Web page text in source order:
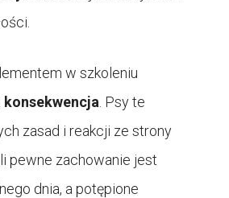
w szkoleniu
konsekwencja . Psy te
zasad i reakcji ze strony
pewne zachowanie jest
dnia, a potępione